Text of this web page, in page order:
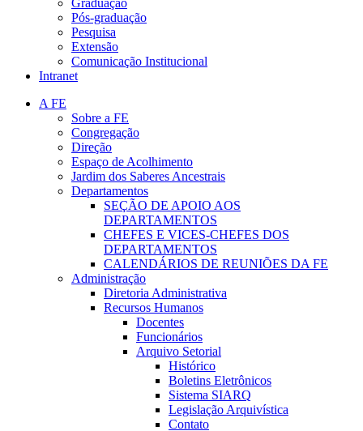
Graduação
Pós-graduação
Pesquisa
Extensão
Comunicação Institucional
Intranet
A FE
Sobre a FE
Congregação
Direção
Espaço de Acolhimento
Jardim dos Saberes Ancestrais
Departamentos
SEÇÃO DE APOIO AOS
DEPARTAMENTOS
CHEFES E VICES-CHEFES DOS
DEPARTAMENTOS
CALENDÁRIOS DE REUNIÕES DA FE
Administração
Diretoria Administrativa
Recursos Humanos
Docentes
Funcionários
Arquivo Setorial
Histórico
Boletins Eletrônicos
Sistema SIARQ
Legislação Arquivística
Contato